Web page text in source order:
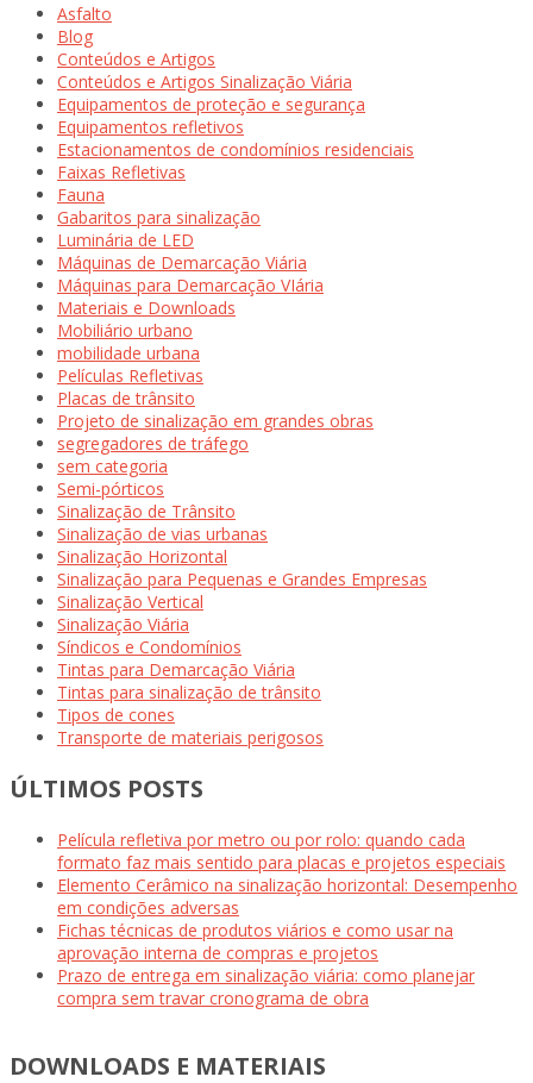
Asfalto
Blog
Conteúdos e Artigos
Conteúdos e Artigos Sinalização Viária
Equipamentos de proteção e segurança
Equipamentos refletivos
Estacionamentos de condomínios residenciais
Faixas Refletivas
Fauna
Gabaritos para sinalização
Luminária de LED
Máquinas de Demarcação Viária
Máquinas para Demarcação VIária
Materiais e Downloads
Mobiliário urbano
mobilidade urbana
Películas Refletivas
Placas de trânsito
Projeto de sinalização em grandes obras
segregadores de tráfego
sem categoria
Semi-pórticos
Sinalização de Trânsito
Sinalização de vias urbanas
Sinalização Horizontal
Sinalização para Pequenas e Grandes Empresas
Sinalização Vertical
Sinalização Viária
Síndicos e Condomínios
Tintas para Demarcação Viária
Tintas para sinalização de trânsito
Tipos de cones
Transporte de materiais perigosos
ÚLTIMOS POSTS
Película refletiva por metro ou por rolo: quando cada
formato faz mais sentido para placas e projetos especiais
Elemento Cerâmico na sinalização horizontal: Desempenho
em condições adversas
Fichas técnicas de produtos viários e como usar na
aprovação interna de compras e projetos
Prazo de entrega em sinalização viária: como planejar
compra sem travar cronograma de obra
DOWNLOADS E MATERIAIS